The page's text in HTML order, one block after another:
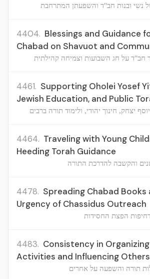
נשי ובנות חב"ד והשפעתן המתרחבת
4404. Blessings and Guidance
Chabad on Shavuot and
חב"ד על חג השבועות וצמיחה קהילתית
4461. Supporting Oholei Yosef
Jewish Education, and Public
יצחק, חינוך יהודי, ולימוד תורה ברבים
4464. Traveling with Young
Heeding Torah Guidance
והקשבה להדרכת התורה
4478. Spreading Chabad Books
Urgency of Chassidus Outreach
הפצת החסידות
4483. Consistency in
Activities and Influencing Others
תורה והשפעה על אחרים